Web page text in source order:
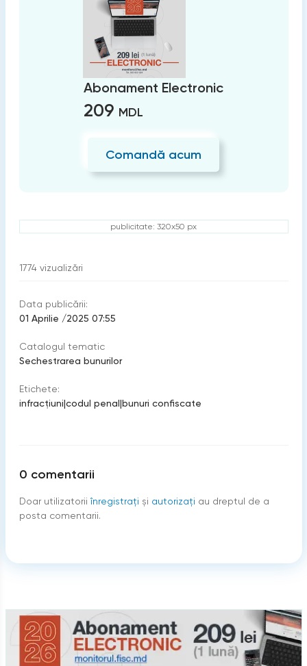
Abonament Electronic
209 MDL
Comandă acum
publicitate: 320x50 px
1774 vizualizări
Data publicării:
01 Aprilie /2025 07:55
Catalogul tematic
Sechestrarea bunurilor
Etichete:
infracțiuni|codul penal|bunuri confiscate
0 comentarii
Doar utilizatorii înregistraţi şi autorizați au dreptul de a
posta comentarii.